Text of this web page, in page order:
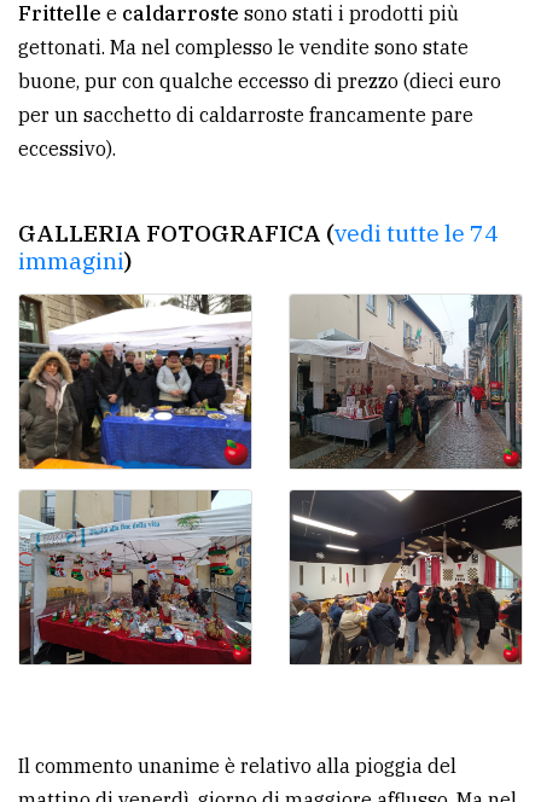
Frittelle e caldarroste sono stati i prodotti più
gettonati. Ma nel complesso le vendite sono state
buone, pur con qualche eccesso di prezzo (dieci euro
per un sacchetto di caldarroste francamente pare
eccessivo).
GALLERIA FOTOGRAFICA (vedi tutte le 74
immagini)
Il commento unanime è relativo alla pioggia del